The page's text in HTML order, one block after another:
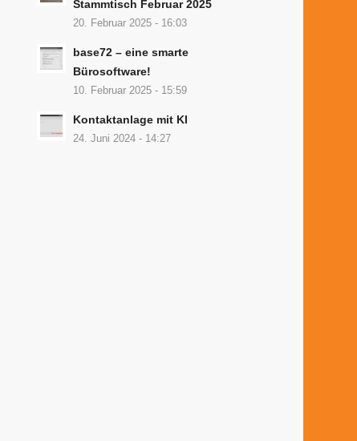
Stammtisch Februar 2025
20. Februar 2025 - 16:03
base72 – eine smarte
Bürosoftware!
10. Februar 2025 - 15:59
Kontaktanlage mit KI
24. Juni 2024 - 14:27